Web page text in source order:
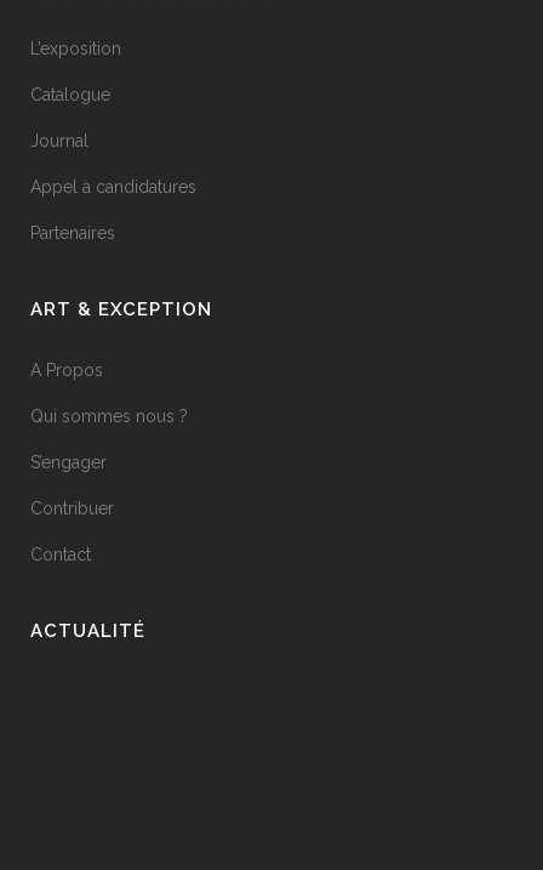
L’exposition
Catalogue
Journal
Appel à candidatures
Partenaires
ART & EXCEPTION
A Propos
Qui sommes nous ?
S’engager
Contribuer
Contact
ACTUALITÉ